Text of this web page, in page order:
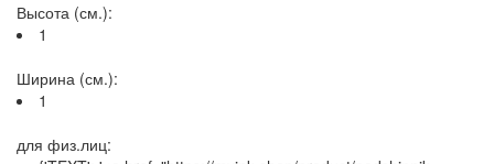
Высота (см.):
1
Ширина (см.):
1
для физ.лиц: